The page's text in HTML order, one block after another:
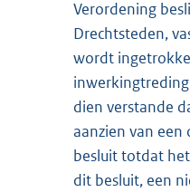
Verordening
Drechtsteden,
wordt
dien verstande
aanzien van
besluit totdat
dit besluit, een